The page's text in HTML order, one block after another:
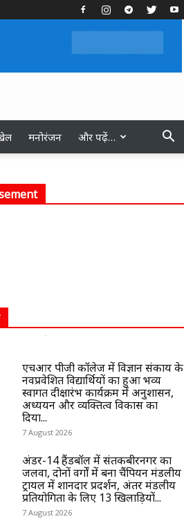
मनोरंजन और पढ़ें…
-
एचआर पीजी कॉलेज में विज्ञान संकाय के
नवप्रवेशित विद्यार्थियों का हुआ भव्य
स्वागत दीक्षारंभ कार्यक्रम में अनुशासन,
अध्ययन और व्यक्तित्व विकास का
दिया...
7 August 2026
अंडर-14 हैंडबॉल में संतकबीरनगर का
जलवा, दोनों वर्गों में बना चैंपियन मंडलीय
ट्रायल में शानदार प्रदर्शन, अंतर मंडलीय
प्रतियोगिता के लिए 13 खिलाड़ियों...
7 August 2026